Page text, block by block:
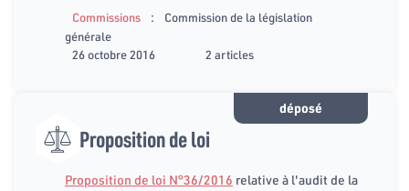
Commissions :
Commission de la législation
générale
26 octobre 2016
2 articles
déposé
Proposition de loi
Proposition de loi N°36/2016 relative à l'audit de la